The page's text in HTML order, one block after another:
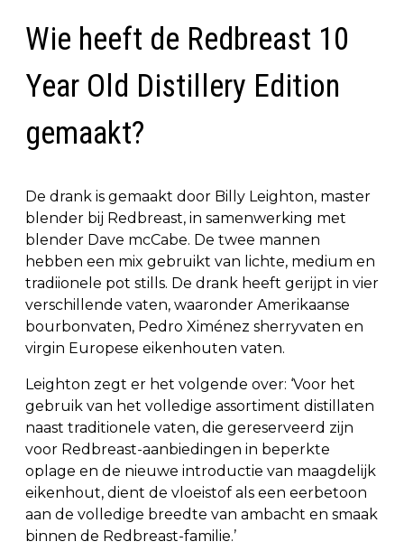
Wie heeft de Redbreast 10
Year Old Distillery Edition
gemaakt?
De drank is gemaakt door Billy Leighton, master
blender bij Redbreast, in samenwerking met
blender Dave mcCabe. De twee mannen
hebben een mix gebruikt van lichte, medium en
tradiionele pot stills. De drank heeft gerijpt in vier
verschillende vaten, waaronder Amerikaanse
bourbonvaten, Pedro Ximénez sherryvaten en
virgin Europese eikenhouten vaten.
Leighton zegt er het volgende over: ‘Voor het
gebruik van het volledige assortiment distillaten
naast traditionele vaten, die gereserveerd zijn
voor Redbreast-aanbiedingen in beperkte
oplage en de nieuwe introductie van maagdelijk
eikenhout, dient de vloeistof als een eerbetoon
aan de volledige breedte van ambacht en smaak
binnen de Redbreast-familie.’